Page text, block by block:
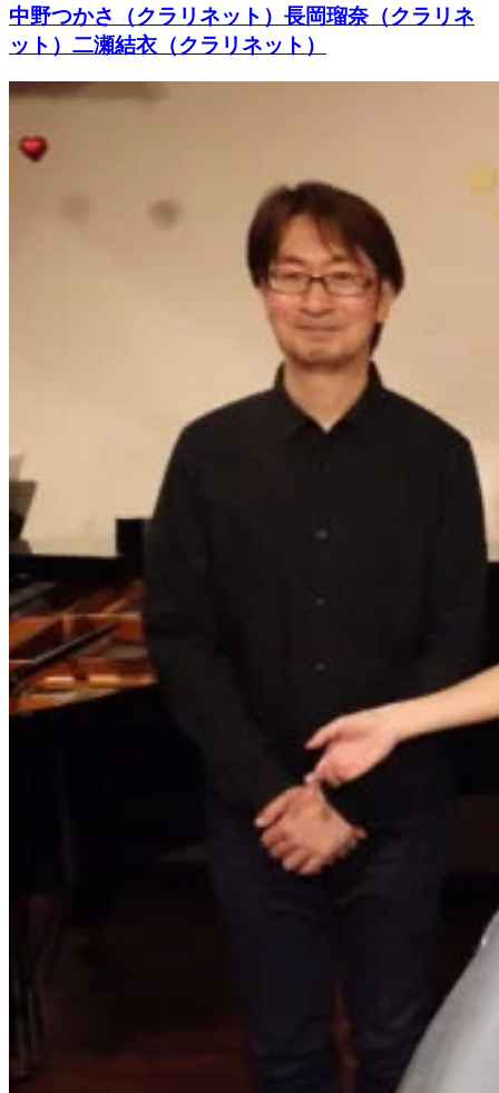
中野つかさ（クラリネット）長岡瑠奈（クラリネ
ット）二瀬結衣（クラリネット）